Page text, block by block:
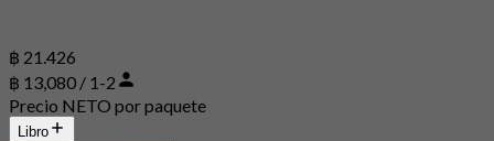
฿ 21.426
฿ 13,080 / 1-2
Precio NETO por paquete
Libro